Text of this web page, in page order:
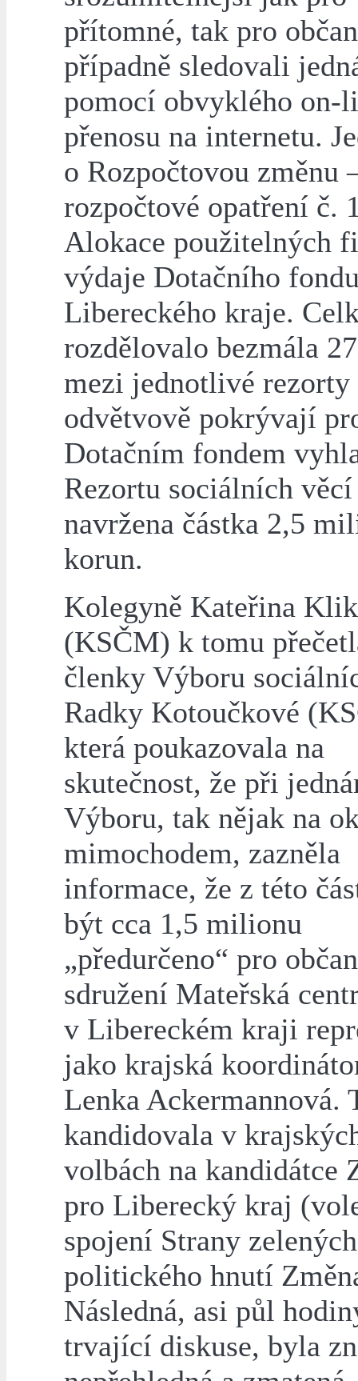
přítomné, tak pro
případně sledovali
pomocí obvyklého on-
přenosu na internetu.
o Rozpočtovou změnu
rozpočtové opatření č.
Alokace použitelných
výdaje Dotačního
Libereckého kraje.
rozdělovalo bezmála
mezi jednotlivé
odvětvově pokrývají
Dotačním fondem
Rezortu sociálních
navržena částka 2,5
korun.
Kolegyně Kateřina
(KSČM) k tomu
členky Výboru
Radky Kotoučkové
která poukazovala na
skutečnost, že při
Výboru, tak nějak na
mimochodem, zazněla
informace, že z této
být cca 1,5 milionu
„předurčeno“ pro
sdružení Mateřská
v Libereckém kraji
jako krajská
Lenka Ackermannová.
kandidovala v
volbách na kandidátce
pro Liberecký kraj
spojení Strany
politického hnutí
Následná, asi půl
trvající diskuse, byla